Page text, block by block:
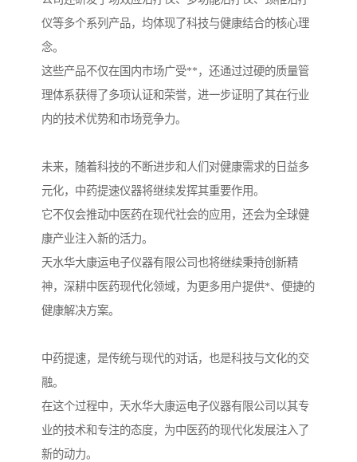
仪等多个系列产品，均体现了科技与健康结合的核心理
念。
这些产品不仅在国内市场广受**，还通过过硬的质量管
理体系获得了多项认证和荣誉，进一步证明了其在行业
内的技术优势和市场竞争力。
未来，随着科技的不断进步和人们对健康需求的日益多
元化，中药提速仪器将继续发挥其重要作用。
它不仅会推动中医药在现代社会的应用，还会为全球健
康产业注入新的活力。
天水华大康运电子仪器有限公司也将继续秉持创新精
神，深耕中医药现代化领域，为更多用户提供*、便捷的
健康解决方案。
中药提速，是传统与现代的对话，也是科技与文化的交
融。
在这个过程中，天水华大康运电子仪器有限公司以其专
业的技术和专注的态度，为中医药的现代化发展注入了
新的动力。